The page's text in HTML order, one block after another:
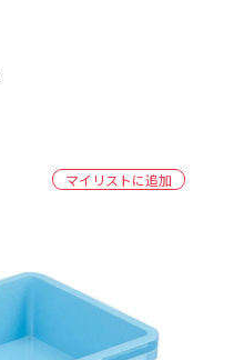
マイリストに追加